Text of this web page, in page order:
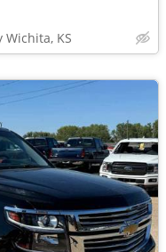
Wichita, KS